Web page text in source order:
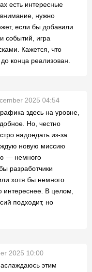
есть интересные
нужно
если бы добавили
событий, игра
Кажется, что
конца реализован.
2025 04:54
здесь на уровне,
Но, честно
надоедать из-за
новую миссию
— немного
разработчики
хотя бы немного
В целом,
подходит, но
2025 10:00
этим